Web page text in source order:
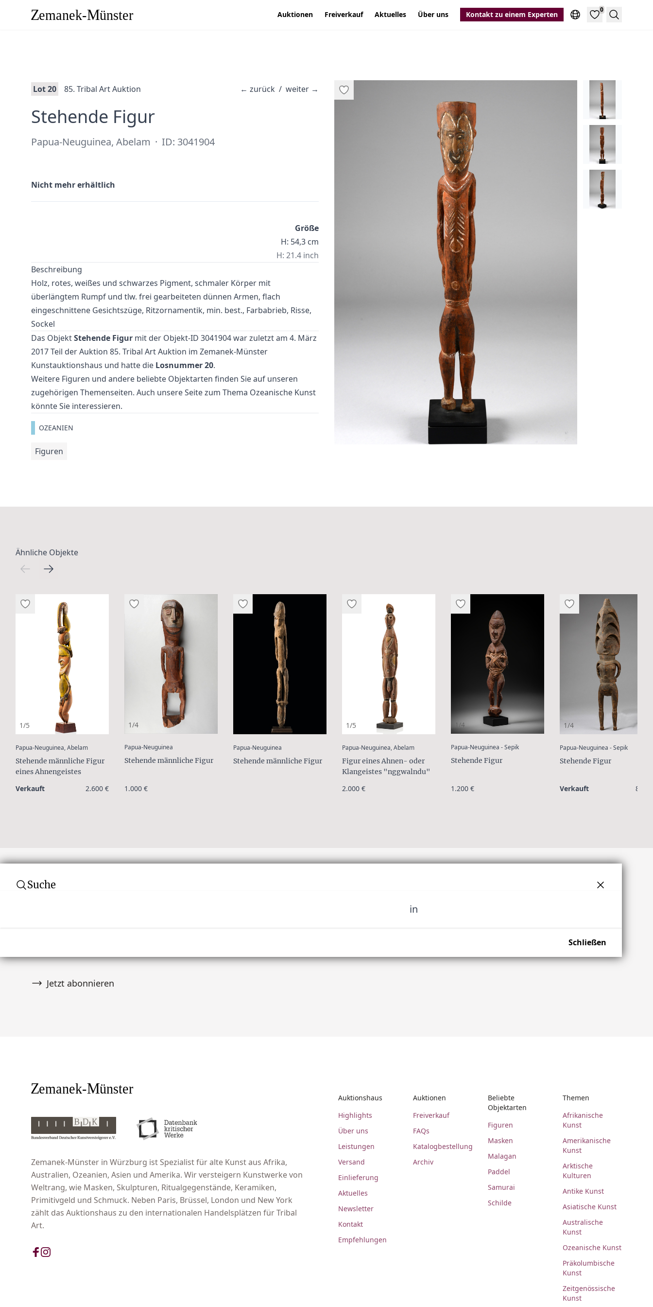
Auktionen Freiverkauf Aktuelles Über uns Kontakt zu einem Experten
0
Suche
← zurück / weiter →
Lot 20 85. Tribal Art Auktion
Stehende Figur·
Papua-Neuguinea, Abelam · ID: 3041904
Nicht mehr erhältlich
Größe
H: 54,3 cm
H: 21.4 inch
Beschreibung
Holz, rotes, weißes und schwarzes Pigment, schmaler Körper mit
überlängtem Rumpf und tlw. frei gearbeiteten dünnen Armen, flach
eingeschnittene Gesichtszüge, Ritzornamentik, min. best., Farbabrieb, Risse,
Sockel
Das ObjektStehende Figur mit der Objekt-ID 3041904 war zuletzt am 4. März
2017 Teil der Auktion 85. Tribal Art Auktion im Zemanek-Münster
Kunstauktionshaus und hatte die Losnummer 20.
Weitere Figuren und andere beliebte Objektarten finden Sie auf unseren
zugehörigen Themenseiten. Auch unsere Seite zum Thema Ozeanische Kunst
könnte Sie interessieren.
OZEANIEN
Figuren
Ähnliche Objekte
1/5
Papua-Neuguinea, Abelam:
Stehende männliche Figur
eines Ahnengeistes
Verkauft 2.600 €
1/4
Papua-Neuguinea
Stehende männliche Figur
1.000 €
Papua-Neuguinea
Stehende männliche Figur
1/5
Papua-Neuguinea, Abelam:
Figur eines Ahnen- oder
Klangeistes "nggwalndu"
2.000 €
1/4
Papua-Neuguinea - Sepik:
Stehende Figur
1.200 €
1/4
Papua-Neuguinea - Sepik:
Stehende Figur
Verkauft 800 €
Suche
in
Schließen
Jetzt abonnieren
Zemanek-Münster in Würzburg ist Spezialist für alte Kunst aus Afrika,
Australien, Ozeanien, Asien und Amerika. Wir versteigern Kunstwerke von
Weltrang, wie Masken, Skulpturen, Ritualgegenstände, Keramiken,
Primitivgeld und Schmuck. Neben Paris, Brüssel, London und New York
zählt das Auktionshaus zu den internationalen Handelsplätzen für Tribal
Art.
Auktionshaus
Highlights
Über uns
Leistungen
Versand
Einlieferung
Aktuelles
Newsletter
Kontakt
Empfehlungen
Auktionen
Freiverkauf
FAQs
Katalogbestellung
Archiv
Beliebte
Objektarten
Figuren
Masken
Malagan
Paddel
Samurai
Schilde
Themen
Afrikanische
Kunst
Amerikanische
Kunst
Arktische
Kulturen
Antike Kunst
Asiatische Kunst
Australische
Kunst
Ozeanische Kunst
Präkolumbische
Kunst
Zeitgenössische
Kunst